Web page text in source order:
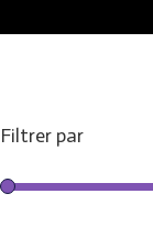
Filtrer par